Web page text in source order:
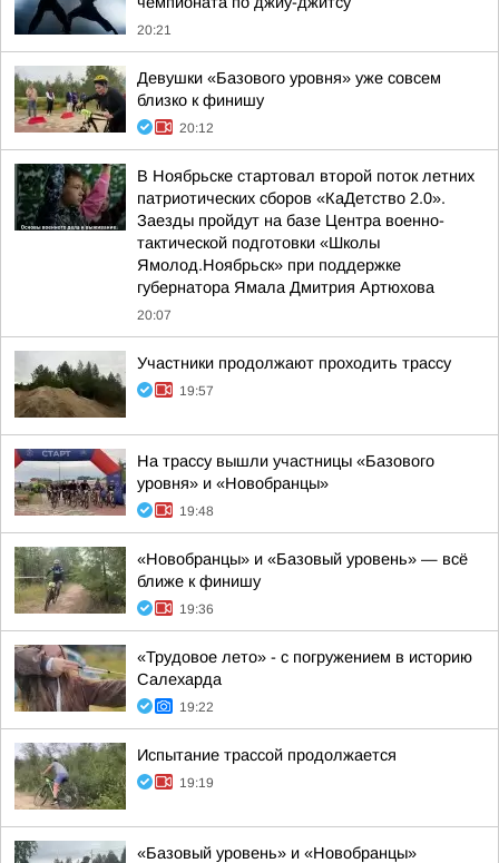
20:21
Девушки «Базового уровня» уже совсем
близко к финишу
20:12
В Ноябрьске стартовал второй поток летних
патриотических сборов «КаДетство 2.0».
Заезды пройдут на базе Центра военно-
тактической подготовки «Школы
Ямолод.Ноябрьск» при поддержке
губернатора Ямала Дмитрия Артюхова
20:07
Участники продолжают проходить трассу
19:57
На трассу вышли участницы «Базового
уровня» и «Новобранцы»
19:48
«Новобранцы» и «Базовый уровень» — всё
ближе к финишу
19:36
«Трудовое лето» - с погружением в историю
Салехарда
19:22
Испытание трассой продолжается
19:19
«Базовый уровень» и «Новобранцы»